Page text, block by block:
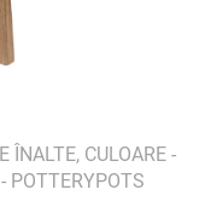
ÎNALTE, CULOARE -
POTTERYPOTS